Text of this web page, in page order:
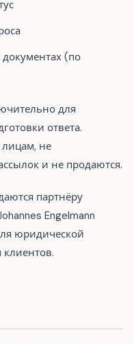
(по
для
ответа.
не
и не продаются.
партнёру
Engelmann
юридической